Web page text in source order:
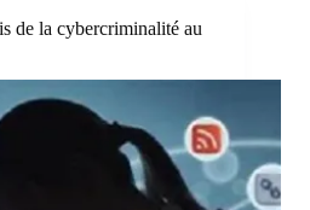
de la cybercriminalité au